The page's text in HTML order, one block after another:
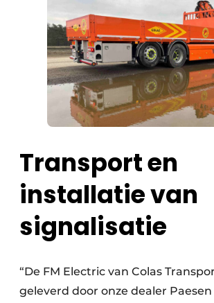
Transport en
installatie van
signalisatie
“De FM Electric van Colas
geleverd door onze dealer Paesen